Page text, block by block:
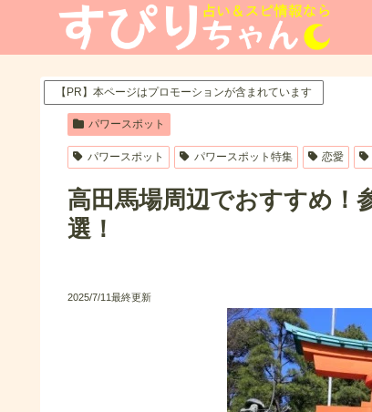
【PR】本ページはプロモーションが含まれています
パワースポット
パワースポット パワースポット特集 恋愛
高田馬場周辺でおすすめ！
選！
2025/7/11最終更新